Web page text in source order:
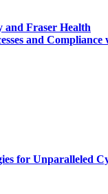
and Fraser Health
and Compliance
for Unparalleled